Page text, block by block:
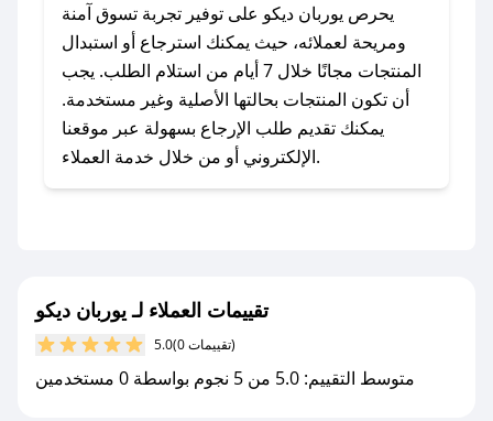
### كيف تحصل على كوبونات خصم حصرية من
يوربان ديكو؟
للحصول على كوبونات وخصومات حصرية، قم بما
يلي:
- اضغط على أيقونة متابعة لمتجر يوربان ديكو في
جديد.
مع صحصح، تسوق بذكاء ووفّر على كل مشترياتك مع
كوبونات خصم حصرية من يوربان ديكو!
يحرص يوربان ديكو على توفير تجربة تسوق آمنة
ومريحة لعملائه، حيث يمكنك استرجاع أو استبدال
المنتجات مجانًا خلال 7 أيام من استلام الطلب. يجب
أن تكون المنتجات بحالتها الأصلية وغير مستخدمة.
يمكنك تقديم طلب الإرجاع بسهولة عبر موقعنا
الإلكتروني أو من خلال خدمة العملاء.
تقييمات العملاء لـ يوربان ديكو
5.0 (0 تقييمات)
متوسط التقييم: 5.0 من 5 نجوم بواسطة 0 مستخدمين